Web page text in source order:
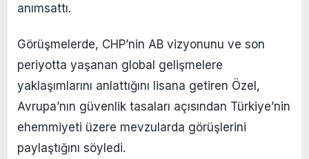
anımsattı.
Görüşmelerde, CHP’nin AB vizyonunu ve son
periyotta yaşanan global gelişmelere
yaklaşımlarını anlattığını lisana getiren Özel,
Avrupa’nın güvenlik tasaları açısından Türkiye’nin
ehemmiyeti üzere mevzularda görüşlerini
paylaştığını söyledi.